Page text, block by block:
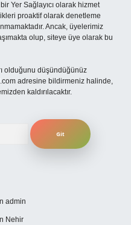
Yer Sağlayıcı olarak hizmet
proaktif olarak denetleme
Ancak, üyelerimiz
olup, siteye üye olarak bu
olduğunu düşündüğünüz
adresine bildirmeniz halinde,
kaldırılacaktır.
admin
Nehir